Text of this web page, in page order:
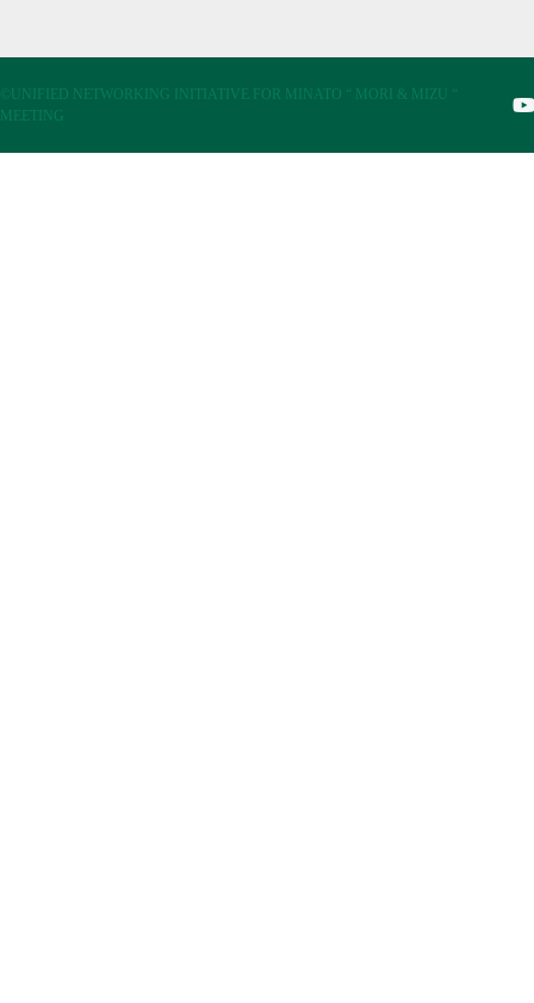
©UNIFIED NETWORKING INITIATIVE FOR MINATO “ MORI & MIZU “
MEETING